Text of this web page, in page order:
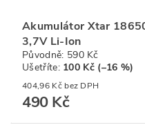
Akumulátor Xtar
3,7V Li-Ion
Původně: 590 Kč
Ušetříte: 100 Kč (–16 %)
404,96 Kč bez DPH
490 Kč